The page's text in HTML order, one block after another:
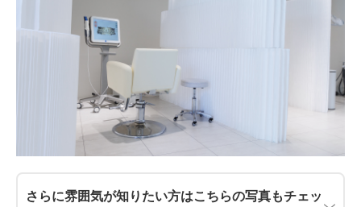
さらに雰囲気が知りたい方はこちらの写真もチェッ